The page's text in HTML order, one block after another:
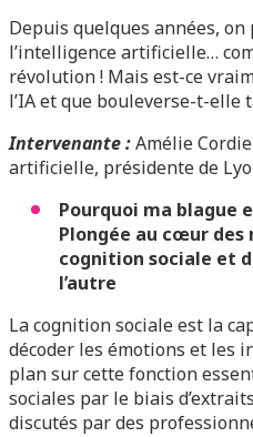
Depuis quelques années,
l’intelligence artificielle…
révolution ! Mais est-ce
l’IA et que bouleverse-t-elle
Intervenante :Amélie
artificielle, présidente de
Pourquoi ma blague
Plongée au cœur des
cognition sociale et
l’autre
La cognition sociale est la
décoder les émotions et les
plan sur cette fonction
sociales par le biais
discutés par des